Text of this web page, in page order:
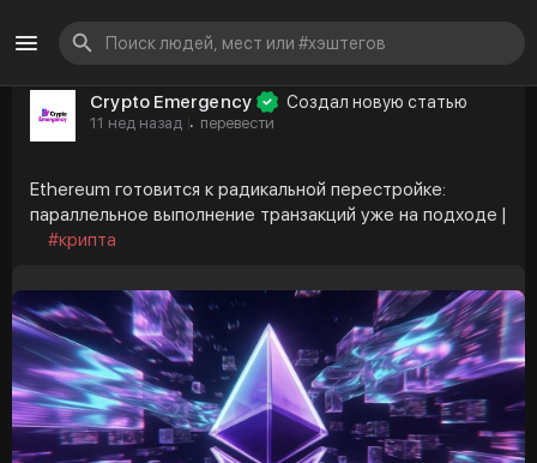
Crypto Emergency Создал новую статью
11 нед назад · перевести
Ethereum готовится к радикальной перестройке:
параллельное выполнение транзакций уже на подходе |
#крипта